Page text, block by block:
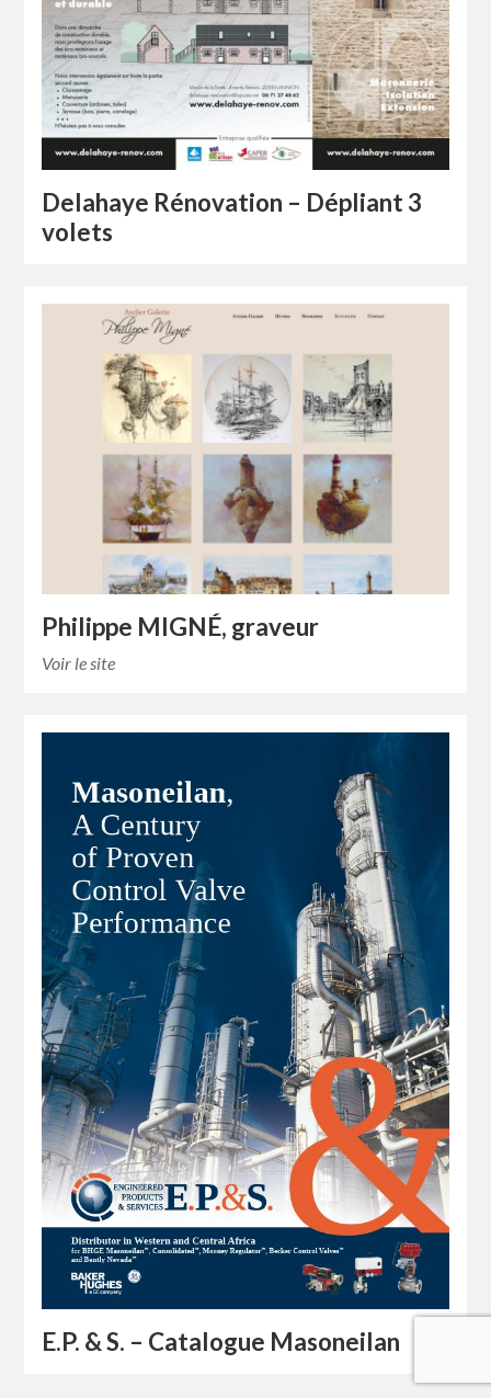
Delahaye Rénovation – Dépliant 3
volets
Philippe MIGNÉ, graveur
Voir le site
E.P. & S. – Catalogue Masoneilan